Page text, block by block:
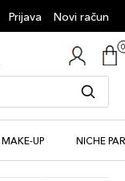
Prijava Novi račun
MAKE-UP NICHE